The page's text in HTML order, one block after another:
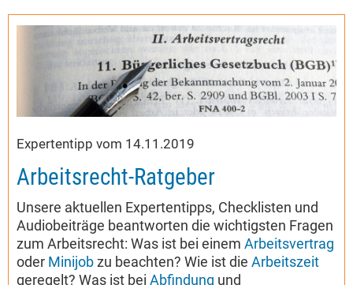
Expertentipp vom 14.11.2019
Arbeitsrecht-Ratgeber
Unsere aktuellen Expertentipps, Checklisten und
Audiobeiträge beantworten die wichtigsten Fragen
zum Arbeitsrecht: Was ist bei einem Arbeitsvertrag
oder Minijobzu beachten? Wie ist die Arbeitszeit
geregelt? Was ist bei Abfindung und